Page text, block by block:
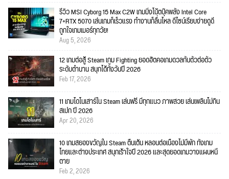
รีวิว MSI Cyborg 15 Max C2W เกมมิ่งโน้ตบุ๊คพลัง Intel Core
7+RTX 5070 เล่นเกมก็เร็วแรง ทำงานก็ลื่นไหล ดีไซน์เรียบง่ายดูดี
ถูกใจเกมเมอร์ทุกวัย!
Aug 5, 2026
12 เกมต่อสู้ Steam เกม Fighting ยอดฮิตคอเกมดวลกันตัวต่อตัว
ระดับตำนาน สนุกได้ทั้งวันปี 2026
Feb 17, 2026
11 เกมไดโนเสาร์ใน Steam เล่นฟรี มีทุกแนว ภาพสวย เล่นเพลินไม่กิน
สเปก ปี 2026
Apr 20, 2026
10 เกมสยองขวัญใน Steam ตื่นเต้น หลอนต่อเนื่องไม่มีพัก ทั้งเกม
ไทยและต่างประเทศ สนุกเร้าใจปี 2026 และสุดยอดเกมวางแผนหนี
ตาย
Feb 2, 2026